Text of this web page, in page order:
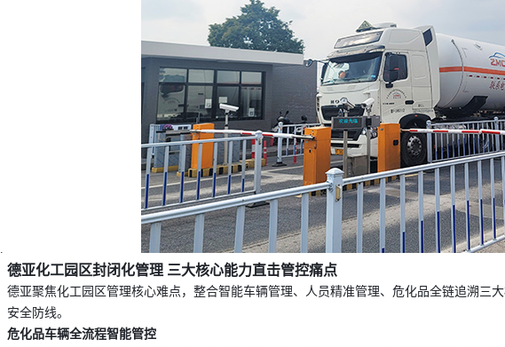
德亚化工园区封闭化管理 三大核心能力直击管控痛点
德亚聚焦化工园区管理核心难点，整合智能车辆管理、人员精准管理、危化品全链追溯 三
安全防线。
危化品车辆全流程智能管控